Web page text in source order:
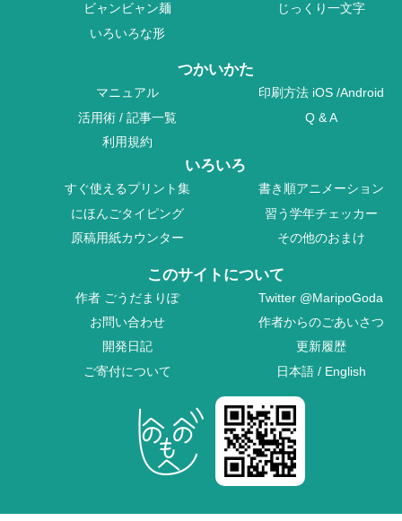
ビャンビャン麺
じっくり一文字
いろいろな形
つかいかた
マニュアル 印刷方法 iOS /Android
活用術 /記事一覧
Q & A
利用規約
いろいろ
すぐ使えるプリント集
書き順アニメーション
にほんごタイピング
習う学年チェッカー
原稿用紙カウンター
その他のおまけ
このサイトについて
作者 ごうだまりぽ Twitter @MaripoGoda
お問い合わせ
作者からのごあいさつ
開発日記
更新履歴
ご寄付について
日本語 / English